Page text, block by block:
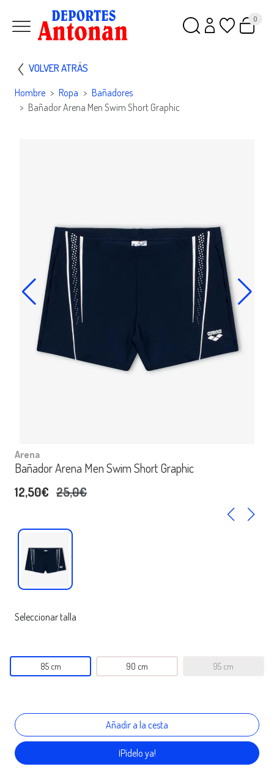
0
VOLVER ATRÁS
Hombre Ropa
Bañadores
Bañador Arena Men Swim Short Graphic
Arena
Bañador Arena Men Swim Short Graphic
12,50€ 25,0€
Seleccionar talla
85 cm 90 cm 95 cm
¡Pídelo ya!